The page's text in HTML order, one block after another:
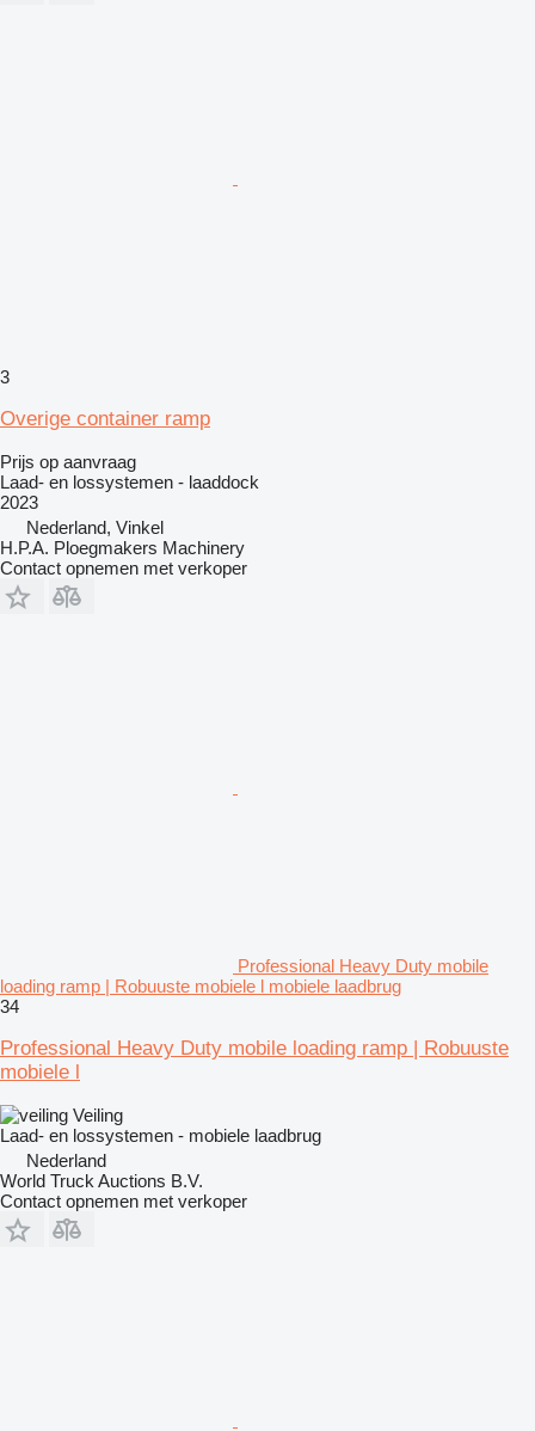
3
Overige container ramp
Prijs op aanvraag
Laad- en lossystemen - laaddock
2023
Nederland, Vinkel
H.P.A. Ploegmakers Machinery
Contact opnemen met verkoper
Professional Heavy Duty mobile
loading ramp | Robuuste mobiele l mobiele laadbrug
34
Professional Heavy Duty mobile loading ramp | Robuuste
mobiele l
Veiling
Laad- en lossystemen - mobiele laadbrug
Nederland
World Truck Auctions B.V.
Contact opnemen met verkoper